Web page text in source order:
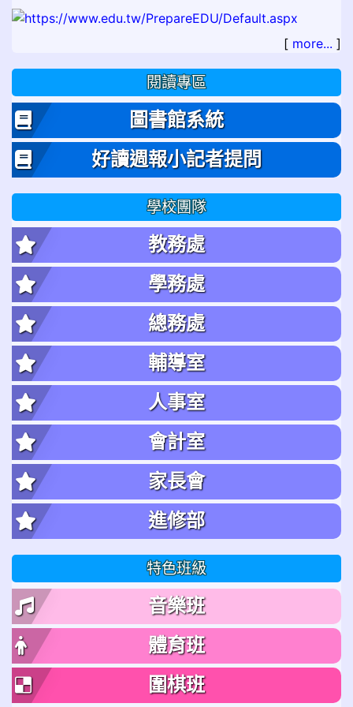
[ more... ]
閱讀專區
圖書館系統
好讀週報小記者提問
學校團隊
教務處
學務處
總務處
輔導室
人事室
會計室
家長會
進修部
特色班級
音樂班
體育班
圍棋班